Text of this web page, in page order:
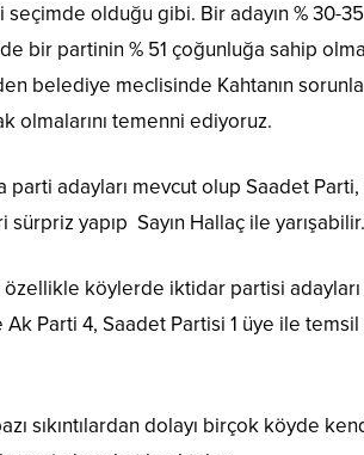
olduğu gibi. Bir adayın % 30-35
bir partinin % 51 çoğunluğa sahip
belediye meclisinde Kahtanın
olmalarını temenni ediyoruz.
parti adayları mevcut olup Saadet
sürpriz yapıp Sayın Hallaç ile yarışabilir.
köylerde iktidar partisi adayları
Parti 4, Saadet Partisi 1 üye ile
sıkıntılardan dolayı birçok köyde